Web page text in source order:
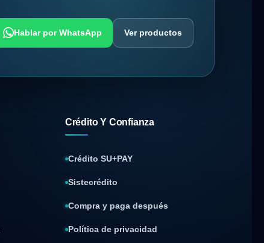
Hablar por WhatsApp Ver productos
Crédito Y Confianza
Crédito SU+PAY
Sistecrédito
Compra y paga después
Política de privacidad